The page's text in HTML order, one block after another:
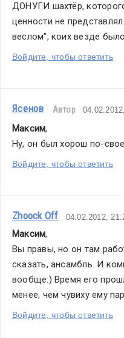
ДОНУГИ шахтёр,
ценности не
веслом", коих везде
Войдите, чтобы ответить
Ясенов Автор
Максим,
Ну, он был хорош по-
Войдите, чтобы ответить
Zhoock Off 04.02.2012,
Максим,
Вы правы, но он там
сказать, ансамбль. И
вообще:) Время его
менее, чем чувиху ему
Войдите, чтобы ответить